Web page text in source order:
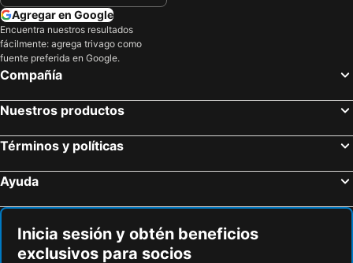
Agregar en Google
Encuentra nuestros resultados
fácilmente: agrega trivago como
fuente preferida en Google.
Compañía
Nuestros productos
Términos y políticas
Ayuda
Inicia sesión y obtén beneficios
exclusivos para socios